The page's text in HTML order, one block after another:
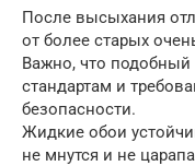
После высыхания
от более старых
Важно, что подобный
стандартам и
безопасности.
Жидкие обои
не мнутся и не